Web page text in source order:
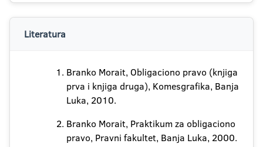
Literatura
Branko Morait, Obligaciono pravo (knjiga
prva i knjiga druga), Komesgrafika, Banja
Luka, 2010.
Branko Morait, Praktikum za obligaciono
pravo, Pravni fakultet, Banja Luka, 2000.